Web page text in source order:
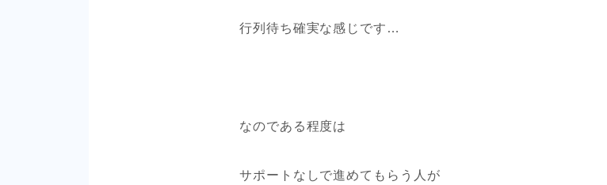
行列待ち確実な感じです…
なのである程度は
サポートなしで進めてもらう人が